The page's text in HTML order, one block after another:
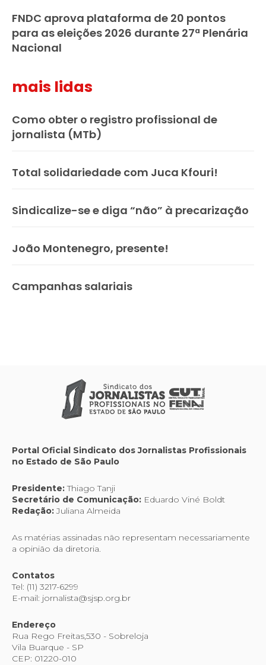
FNDC aprova plataforma de 20 pontos
para as eleições 2026 durante 27ª Plenária
Nacional
mais lidas
Como obter o registro profissional de
jornalista (MTb)
Total solidariedade com Juca Kfouri!
Sindicalize-se e diga “não” à precarização
João Montenegro, presente!
Campanhas salariais
Portal Oficial Sindicato dos Jornalistas Profissionais
no Estado de São Paulo
Presidente:Thiago Tanji
Secretário de Comunicação: Eduardo Viné Boldt
Redação:Juliana Almeida
As matérias assinadas não representam necessariamente
a opinião da diretoria.
Contatos
Tel: (11) 3217-6299
E-mail: jornalista@sjsp.org.br
Endereço
Rua Rego Freitas,530 - Sobreloja
Vila Buarque - SP
CEP: 01220-010